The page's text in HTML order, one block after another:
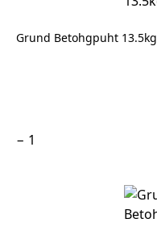
Grund Betohgpuht 13.5kg
−